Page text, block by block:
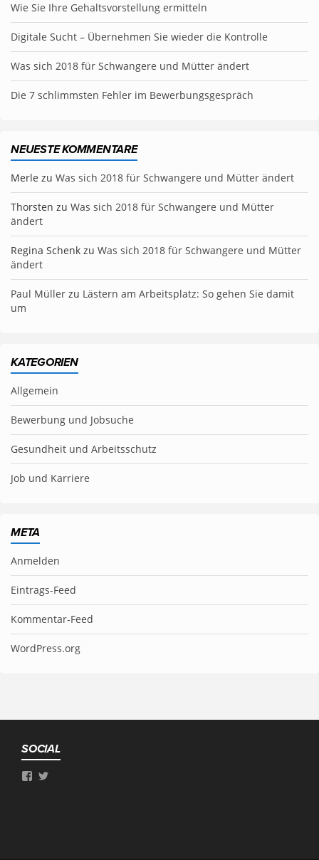
Wie Sie Ihre Gehaltsvorstellung ermitteln
Digitale Sucht – Übernehmen Sie wieder die Kontrolle
Was sich 2018 für Schwangere und Mütter ändert
Die 7 schlimmsten Fehler im Bewerbungsgespräch
NEUESTE KOMMENTARE
Merle zu Was sich 2018 für Schwangere und Mütter ändert
Thorsten zu Was sich 2018 für Schwangere und Mütter
ändert
Regina Schenk zu Was sich 2018 für Schwangere und Mütter
ändert
Paul Müller zu Lästern am Arbeitsplatz: So gehen Sie damit
um
KATEGORIEN
Allgemein
Bewerbung und Jobsuche
Gesundheit und Arbeitsschutz
Job und Karriere
META
Anmelden
Eintrags-Feed
Kommentar-Feed
WordPress.org
SOCIAL